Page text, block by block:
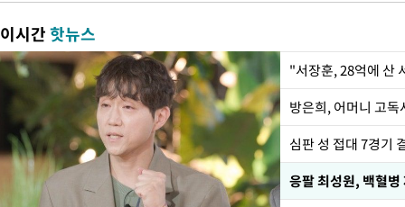
이시간핫뉴스
"서장훈, 28억에 산
방은희, 어머니 고
심판 성 접대 7경기
응팔 최성원, 백혈